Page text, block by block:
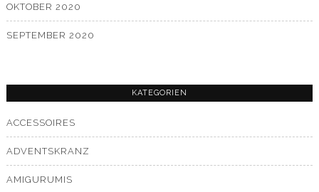
OKTOBER 2020
SEPTEMBER 2020
KATEGORIEN
ACCESSOIRES
ADVENTSKRANZ
AMIGURUMIS